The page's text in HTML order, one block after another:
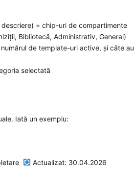
+ chip-uri de compartimente
Bibliotecă, Administrativ, General)
de template-uri active, și câte au
selectată
Iată un exemplu:
Actualizat: 30.04.2026